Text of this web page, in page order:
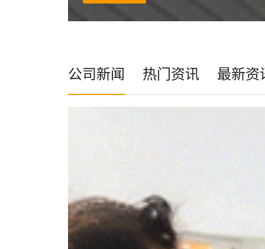
公司新闻 热门资讯 最新资